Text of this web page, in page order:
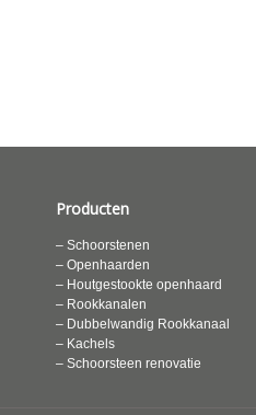
Producten
– Schoorstenen
– Openhaarden
– Houtgestookte openhaard
– Rookkanalen
– Dubbelwandig Rookkanaal
– Kachels
– Schoorsteen renovatie